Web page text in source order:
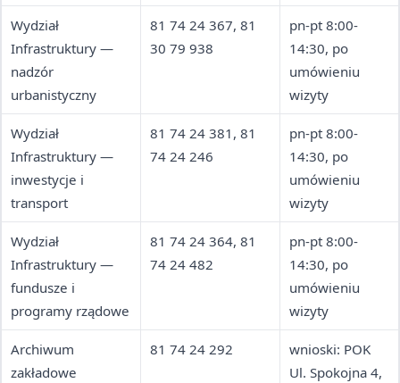
budowlane
Wydział
Infrastruktury —
nadzór
urbanistyczny
81 74 24 367, 81
30 79 938
pn-pt 8:00-
14:30, po
umówieniu
wizyty
Wydział
Infrastruktury —
inwestycje i
transport
81 74 24 381, 81
74 24 246
pn-pt 8:00-
14:30, po
umówieniu
wizyty
Wydział
Infrastruktury —
fundusze i
programy rządowe
81 74 24 364, 81
74 24 482
pn-pt 8:00-
14:30, po
umówieniu
wizyty
Archiwum
zakładowe
81 74 24 292
wnioski: POK
Ul. Spokojna 4,